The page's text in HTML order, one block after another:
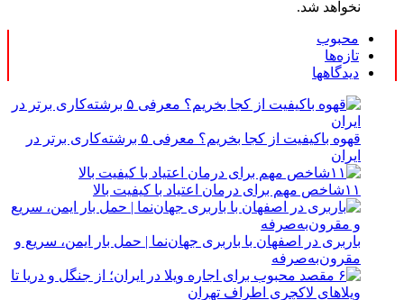
نخواهد شد.
محبوب
تازه‌ها
دیدگاهها
قهوه باکیفیت از کجا بخریم؟ معرفی ۵ برشته‌کاری برتر در
ایران
۱۱شاخص مهم برای درمان اعتیاد با کیفیت بالا
باربری در اصفهان با باربری جهان‌نما | حمل بار ایمن، سریع و
مقرون‌به‌صرفه